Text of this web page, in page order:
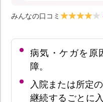
みんなの口コミ
病気・ケガを原
障。
入院または所定
継続するごとに